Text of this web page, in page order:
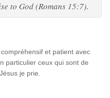
to God (Romans 15:7).
et patient avec
particulier ceux qui sont de
je prie.